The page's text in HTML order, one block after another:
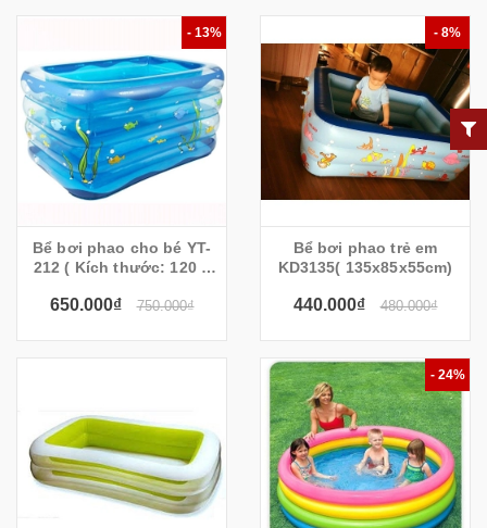
- 13%
Bể bơi phao cho bé YT-
212 ( Kích thước: 120 x
650.000₫ 750.000₫
- 8%
Bể bơi phao trẻ em
KD3135( 135x85x55cm)
440.000₫ 480.000₫
- 24%